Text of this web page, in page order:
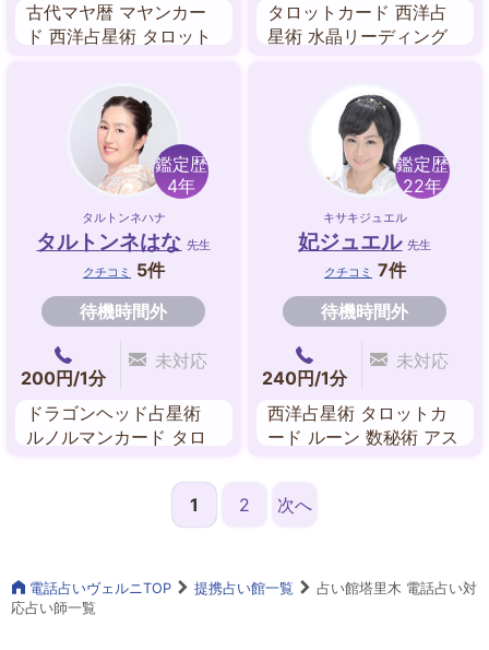
古代マヤ暦 マヤンカー
ド 西洋占星術 タロット
タロットカード 西洋占
星術 水晶リーディング
鑑定歴
4年
タルトンネハナ
タルトンネはな 先生
クチコミ
5件
待機時間外
200円/1分
未対応
ドラゴンヘッド占星術
ルノルマンカード タロ
鑑定歴
22年
キサキジュエル
妃ジュエル 先生
クチコミ 7件
待機時間外
240円/1分
未対応
西洋占星術 タロットカ
ード ルーン 数秘術 アス
1
2 次へ
電話占いヴェルニTOP 提携占い館一覧
占い館塔里木 電話占い対
応占い師一覧